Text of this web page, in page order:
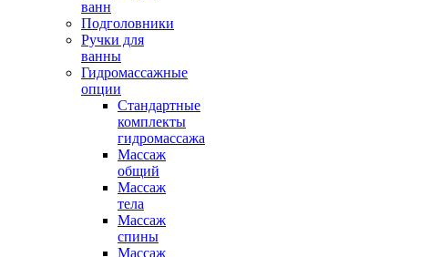
ванн
Подголовники
Ручки для
ванны
Гидромассажные
опции
Стандартные
комплекты
гидромассажа
Массаж
общий
Массаж
тела
Массаж
спины
Массаж